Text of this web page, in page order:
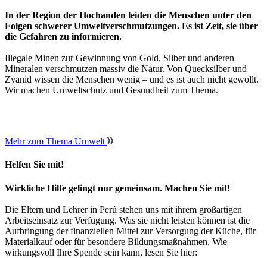
In der Region der Hochanden leiden die Menschen unter den
Folgen schwerer Umweltverschmutzungen. Es ist Zeit, sie über
die Gefahren zu informieren.
Illegale Minen zur Gewinnung von Gold, Silber und anderen
Mineralen verschmutzen massiv die Natur. Von Quecksilber und
Zyanid wissen die Menschen wenig – und es ist auch nicht gewollt.
Wir machen Umweltschutz und Gesundheit zum Thema.
Mehr zum Thema Umwelt
Helfen Sie mit!
Wirkliche Hilfe gelingt nur gemeinsam. Machen Sie mit!
Die Eltern und Lehrer in Perú stehen uns mit ihrem großartigen
Arbeitseinsatz zur Verfügung. Was sie nicht leisten können ist die
Aufbringung der finanziellen Mittel zur Versorgung der Küche, für
Materialkauf oder für besondere Bildungsmaßnahmen. Wie
wirkungsvoll Ihre Spende sein kann, lesen Sie hier: